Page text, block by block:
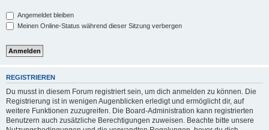
Angemeldet bleiben
Meinen Online-Status während dieser Sitzung verbergen
REGISTRIEREN
Du musst in diesem Forum registriert sein, um dich anmelden zu können. Die
Registrierung ist in wenigen Augenblicken erledigt und ermöglicht dir, auf
weitere Funktionen zuzugreifen. Die Board-Administration kann registrierten
Benutzern auch zusätzliche Berechtigungen zuweisen. Beachte bitte unsere